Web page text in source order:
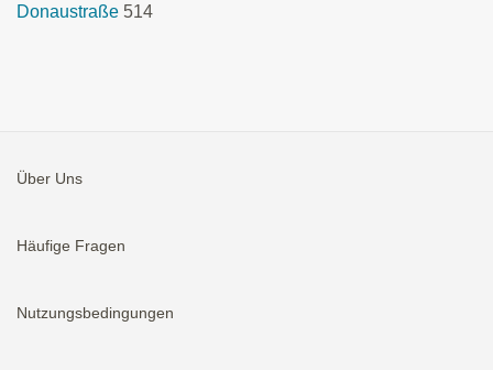
Donaustraße 514
Über Uns
Häufige Fragen
Nutzungsbedingungen